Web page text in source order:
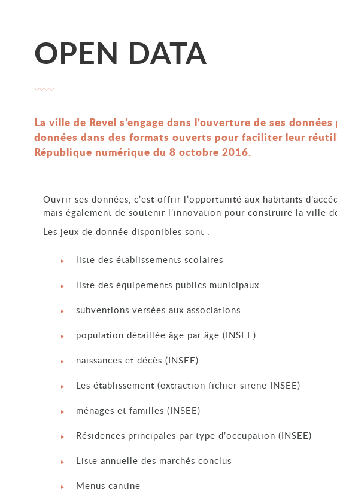
OPEN DATA
La ville de Revel s’engage dans l’ouverture de ses
données dans des formats ouverts pour faciliter leur
République numérique du 8 octobre 2016.
Ouvrir ses données, c’est offrir l’opportunité aux habitants
mais également de soutenir l’innovation pour construire la ville
Les jeux de donnée disponibles sont :
liste des établissements scolaires
liste des équipements publics municipaux
subventions versées aux associations
population détaillée âge par âge (INSEE)
naissances et décès (INSEE)
Les établissement (extraction fichier sirene INSEE)
ménages et familles (INSEE)
Résidences principales par type d’occupation (INSEE)
Liste annuelle des marchés conclus
Menus cantine